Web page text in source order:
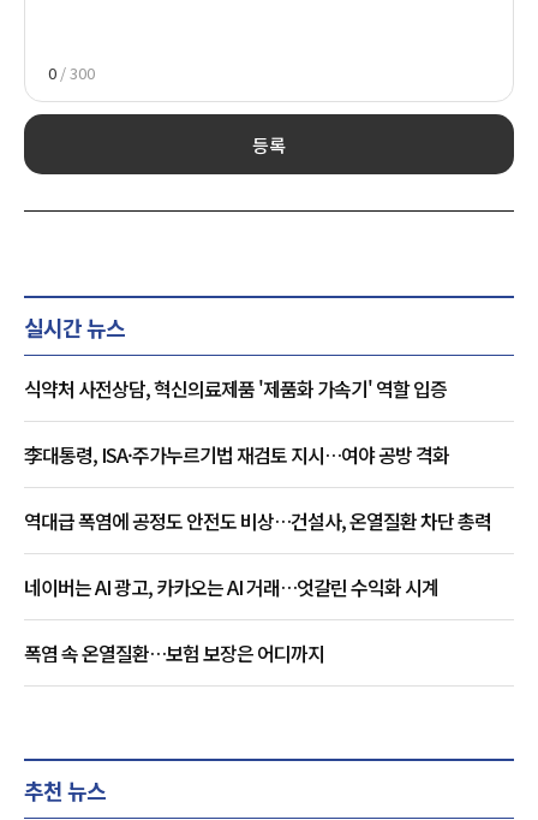
0 / 300
등록
실시간 뉴스
식약처 사전상담, 혁신의료제품 '제품화 가속기' 역할 입증
李대통령, ISA·주가누르기법 재검토 지시…여야 공방 격화
역대급 폭염에 공정도 안전도 비상…건설사, 온열질환 차단 총력
네이버는 AI 광고, 카카오는 AI 거래…엇갈린 수익화 시계
폭염 속 온열질환…보험 보장은 어디까지
추천 뉴스